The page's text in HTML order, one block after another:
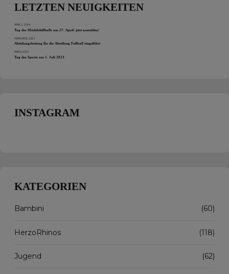
LETZTEN NEUIGKEITEN
APRIL 2, 2024
Tag des Mädelsfußballs am 27. April- jetzt anmelden!
FEBRUAR 12, 2024
Abteilungsbeitrag für die Abteilung Fußball eingeführt
JUNI 21, 2023
Tag des Sports am 1. Juli 2023
INSTAGRAM
KATEGORIEN
Bambini (60)
HerzoRhinos (118)
Jugend (62)